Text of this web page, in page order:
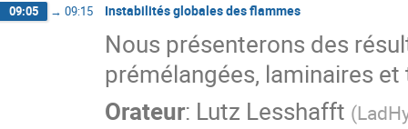
09:05 → 09:15 Instabilités globales des flammes
Nous présenterons des
prémélangées, laminaires
Orateur: Lutz Lesshafft (